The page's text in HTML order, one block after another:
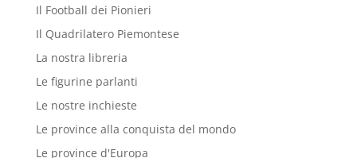
Il Football dei Pionieri
Il Quadrilatero Piemontese
La nostra libreria
Le figurine parlanti
Le nostre inchieste
Le province alla conquista del mondo
Le province d'Europa